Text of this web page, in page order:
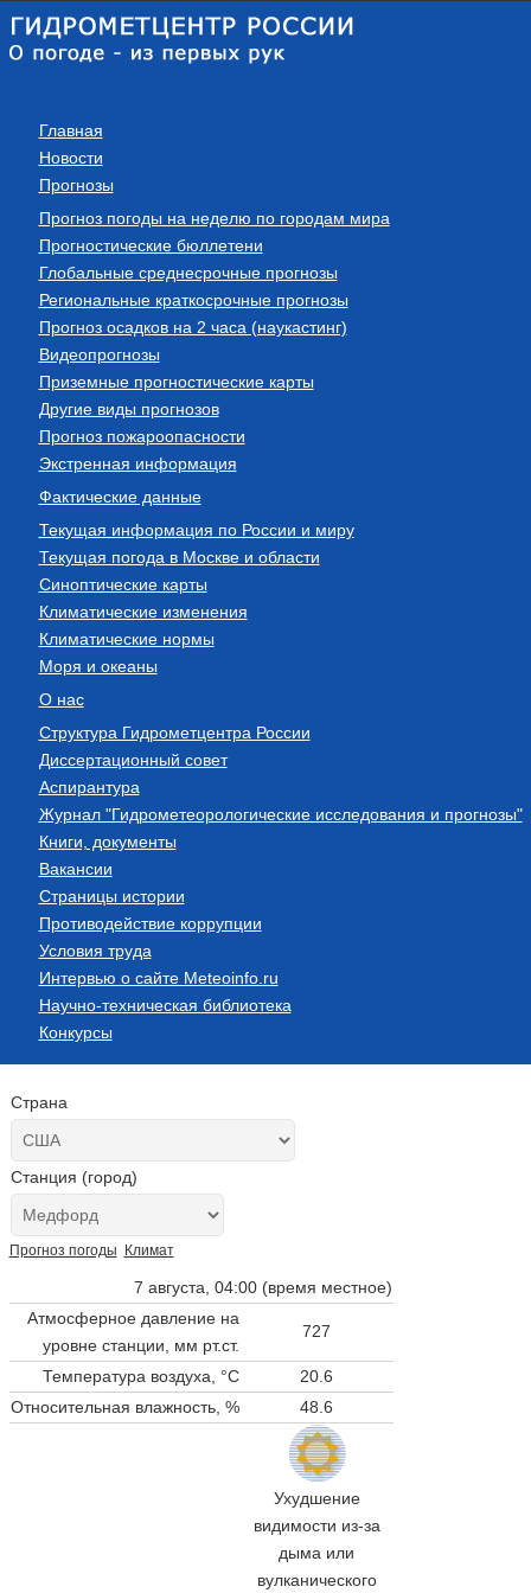
Главная
Новости
Прогнозы
Прогноз погоды на неделю по городам мира
Прогностические бюллетени
Глобальные среднесрочные прогнозы
Региональные краткосрочные прогнозы
Прогноз осадков на 2 часа (наукастинг)
Видеопрогнозы
Приземные прогностические карты
Другие виды прогнозов
Прогноз пожароопасности
Экстренная информация
Фактические данные
Текущая информация по России и миру
Текущая погода в Москве и области
Синоптические карты
Климатические изменения
Климатические нормы
Моря и океаны
О нас
Структура Гидрометцентра России
Диссертационный совет
Аспирантура
Журнал "Гидрометеорологические исследования и прогнозы"
Книги, документы
Вакансии
Страницы истории
Противодействие коррупции
Условия труда
Интервью о сайте Meteoinfo.ru
Научно-техническая библиотека
Конкурсы
Страна
Станция (город)
Прогноз погоды Климат
7 августа, 04:00 (время местное)
Атмосферное давление на
уровне станции, мм рт.ст.
727
Температура воздуха, °C
20.6
Относительная влажность, %
48.6
Ухудшение
видимости из-за
дыма или
вулканического